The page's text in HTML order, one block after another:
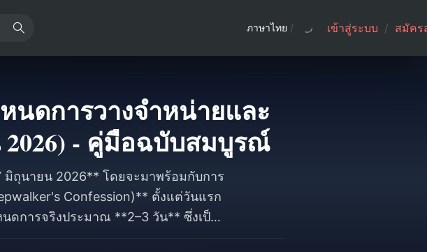
ภาษาไทย / เข้าสู่ระบบ / สมัคร
หนดการวางจำหน่ายและ
- คู่มือฉบับสมบูรณ์
มิถุนายน 2026** โดยจะมาพร้อมกับการ
Confession)** ตั้งแต่วันแรก
ดการจริงประมาณ **2–3 วัน** ซึ่งเป็น